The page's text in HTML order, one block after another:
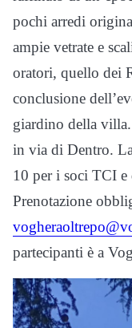
pochi arredi
ampie vetrate e
oratori, quello dei
conclusione
giardino della
in via di Dentro.
10 per i soci TCI
Prenotazione
partecipanti è a